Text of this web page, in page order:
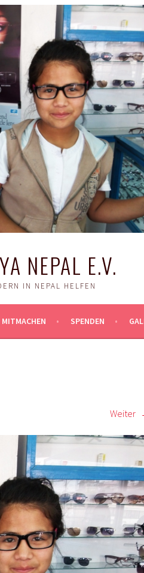
NEPAL E.V.
IN NEPAL HELFEN
MITMACHEN SPENDEN
Weiter